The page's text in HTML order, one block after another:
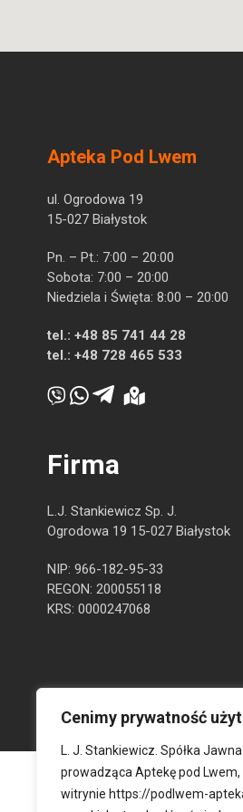
Cenimy prywatność
L. J. Stankiewicz. Spółka
prowadząca Aptekę pod
witrynie https://podlwem-
Apteka Pod Lwem
ul. Ogrodowa 19
15-027 Białystok
Pn. – Pt.: 7:00 – 20:00
Sobota: 7:00 – 20:00
Niedziela i Święta: 8:00 – 20:00
tel.: +48 85 741 44 28
tel.: +48 728 465 533
Firma
L.J. Stankiewicz Sp. J.
Ogrodowa 19 15-027 Białystok
NIP: 966-182-95-33
REGON: 200055118
KRS: 0000247068